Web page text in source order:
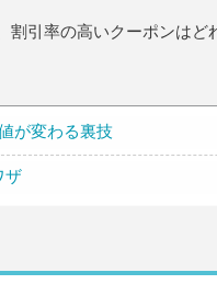
引率の高いクーポンはど
が変わる裏技
ザ